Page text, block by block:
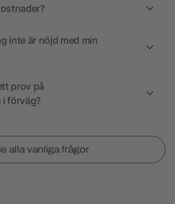
inte är nöjd med min
prov på
förväg?
alla vanliga frågor